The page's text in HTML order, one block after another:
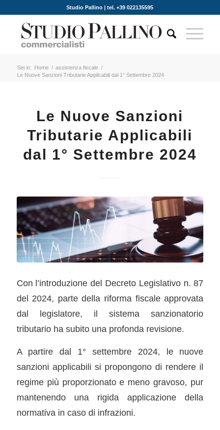
Studio Pallino | tel. +39 022135595
Sei in: Home / assistenza fiscale /
Le Nuove Sanzioni Tributarie Applicabili dal 1° Settembre 2024
Le Nuove Sanzioni
Tributarie Applicabili
dal 1° Settembre 2024
Con l’introduzione del Decreto Legislativo n. 87
del 2024, parte della riforma fiscale approvata
dal legislatore, il sistema sanzionatorio
tributario ha subito una profonda revisione.
A partire dal 1° settembre 2024, le nuove
sanzioni applicabili si propongono di rendere il
regime più proporzionato e meno gravoso, pur
mantenendo una rigida applicazione della
normativa in caso di infrazioni.